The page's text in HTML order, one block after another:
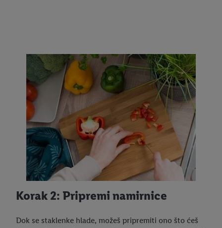
Korak 2: Pripremi namirnice
Dok se staklenke hlade, možeš pripremiti ono što ćeš